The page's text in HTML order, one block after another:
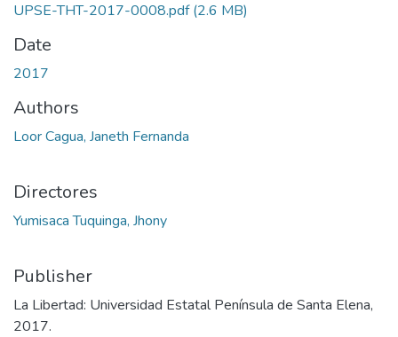
UPSE-THT-2017-0008.pdf(2.6 MB)
Date
2017
Authors
Loor Cagua, Janeth Fernanda
Directores
Yumisaca Tuquinga, Jhony
Publisher
La Libertad: Universidad Estatal Península de Santa Elena,
2017.